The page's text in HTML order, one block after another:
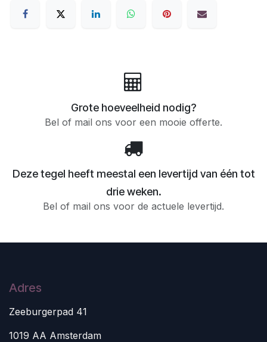
Grote hoeveelheid nodig?
Bel of mail ons voor een mooie offerte.
Deze tegel heeft meestal een levertijd van één tot
drie weken.
Bel of mail ons voor de actuele levertijd.
Adres
Zeeburgerpad 41
1019 AA Amsterdam